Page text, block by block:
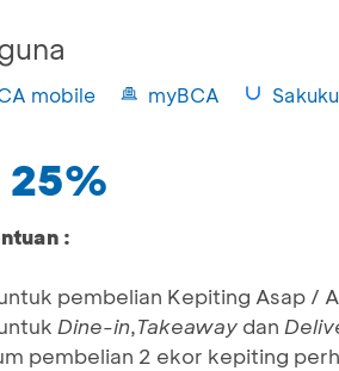
mobile myBCA Sakuku
25%
:
pembelian Kepiting Asap /
Dine-in,Takeaway dan
pembelian 2 ekor kepiting